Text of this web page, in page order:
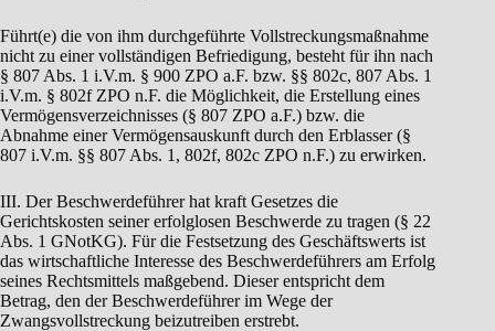
Führt(e) die von ihm durchgeführte Vollstreckungsmaßnahme
nicht zu einer vollständigen Befriedigung, besteht für ihn nach
§ 807 Abs. 1 i.V.m. § 900 ZPO a.F. bzw. §§ 802c, 807 Abs. 1
i.V.m. § 802f ZPO n.F. die Möglichkeit, die Erstellung eines
Vermögensverzeichnisses (§ 807 ZPO a.F.) bzw. die
Abnahme einer Vermögensauskunft durch den Erblasser (§
807 i.V.m. §§ 807 Abs. 1, 802f, 802c ZPO n.F.) zu erwirken.
III. Der Beschwerdeführer hat kraft Gesetzes die
Gerichtskosten seiner erfolglosen Beschwerde zu tragen (§ 22
Abs. 1 GNotKG). Für die Festsetzung des Geschäftswerts ist
das wirtschaftliche Interesse des Beschwerdeführers am Erfolg
seines Rechtsmittels maßgebend. Dieser entspricht dem
Betrag, den der Beschwerdeführer im Wege der
Zwangsvollstreckung beizutreiben erstrebt.